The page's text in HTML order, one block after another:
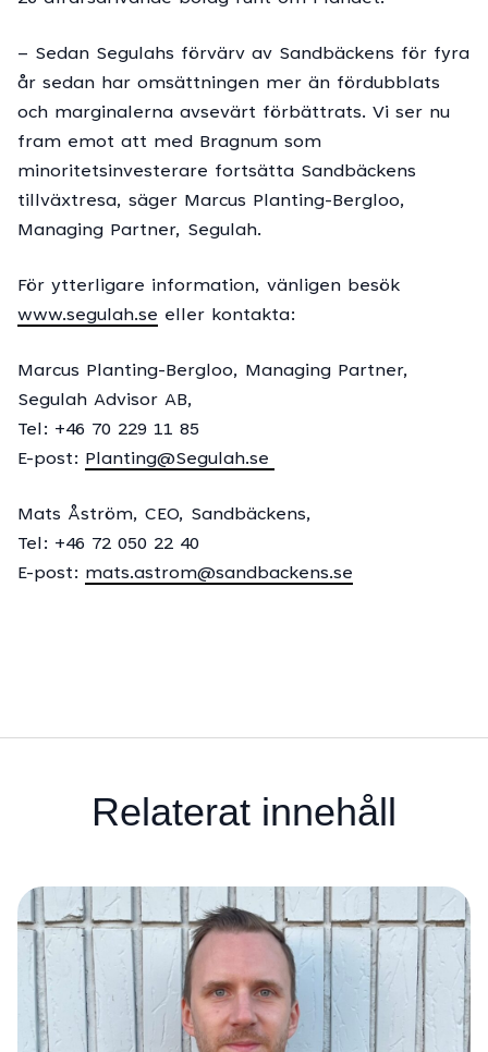
– Sedan Segulahs förvärv av Sandbäckens för fyra
år sedan har omsättningen mer än fördubblats
och marginalerna avsevärt förbättrats. Vi ser nu
fram emot att med Bragnum som
minoritetsinvesterare fortsätta Sandbäckens
tillväxtresa, säger Marcus Planting-Bergloo,
Managing Partner, Segulah.
För ytterligare information, vänligen besök
www.segulah.se eller kontakta:
Marcus Planting-Bergloo, Managing Partner,
Segulah Advisor AB,
Tel: +46 70 229 11 85
E-post:
Planting@Segulah.se
Mats Åström, CEO, Sandbäckens,
Tel: +46 72 050 22 40
E-post: mats.astrom@sandbackens.se
Relaterat innehåll